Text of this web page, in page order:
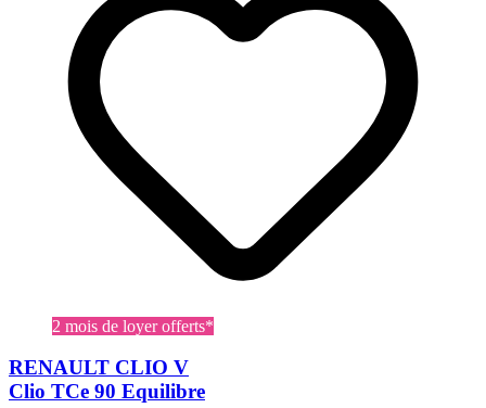
2 mois de loyer offerts*
RENAULT CLIO V
Clio TCe 90 Equilibre